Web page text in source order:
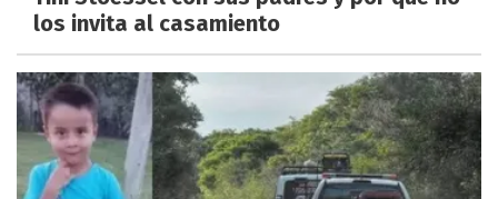
los invita al casamiento